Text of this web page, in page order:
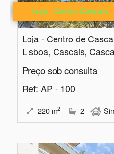
Loja - Centro Cascais
Loja - Centro de
Lisboa, Cascais,
Preço sob consulta
Ref: AP - 100
220 m2 2